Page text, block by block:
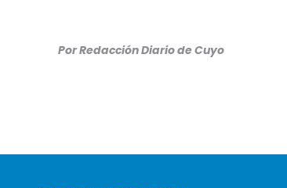
PorRedacción Diario de Cuyo